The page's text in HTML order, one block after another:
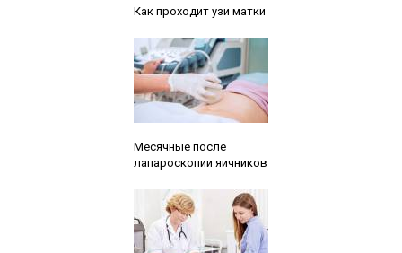
Как проходит узи матки
Месячные после
лапароскопии яичников